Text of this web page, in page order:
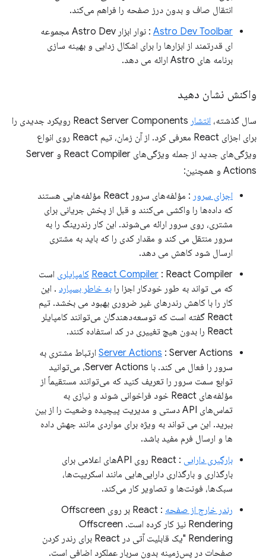
انتقال صاف و بدون درز صفحه را فراهم می‌کند.
Astro Dev Toolbar
: نوار ابزار Astro Dev مجموعه
ای قدرتمند از ابزارها را برای اشکال زدایی و بهینه سازی
برنامه های Astro ارائه می دهد.
واکنش نشان دهید
سال گذشته، انتشار
React Server Components رویکرد جدیدی را
برای اجزای React معرفی کرد. از آن زمان، تیم React روی انواع
ویژگی‌های جدید از جمله ویژگی‌های React Compiler و Server
Actions و همچنین:
اجزای سرور
: مؤلفه‌های سرور React مؤلفه‌هایی هستند
که داده‌ها را واکشی می‌کنند و قبل از پخش جریانی برای
مشتری، روی سرور ارائه می‌شوند. این کار رندرینگ را به
سرور منتقل می کند و مقدار کدی را که باید به مشتری
ارسال شود کاهش می دهد.
React Compiler : React Compiler کامپایلری است
که می تواند به طور خودکار اجزا را به خاطر بسپارد . این
کار را با کاهش رندرهای غیر ضروری بهبود می بخشد. تیم
React گفته است که توسعه‌دهندگان می‌توانند کامپایلر
React را بدون هیچ تغییری در کد استفاده کنند.
Server Actions : Server Actions ارتباط مشتری به
سرور را فعال می کند. با Server Actions، می‌توانید
توابع سمت سرور را تعریف کنید که می‌توانند مستقیماً از
مؤلفه‌های React خود فراخوانی شوند و نیازی به
تماس‌های API دستی و مدیریت پیچیده وضعیت را از بین
ببرید. این می تواند به ویژه برای مواردی مانند جهش داده
ها و ارسال فرم مفید باشد.
بارگیری دارایی
: React روی APIهای اعلامی برای
بارگذاری و بارگذاری دارایی‌هایی مانند اسکریپت‌ها،
سبک‌ها، فونت‌ها و تصاویر کار می‌کند.
رندر خارج از صفحه
: React بر روی Offscreen
Rendering نیز کار کرده است. Offscreen
Rendering "یک قابلیت آتی در React برای رندر کردن
صفحات در پس‌زمینه بدون سربار عملکرد اضافی است.